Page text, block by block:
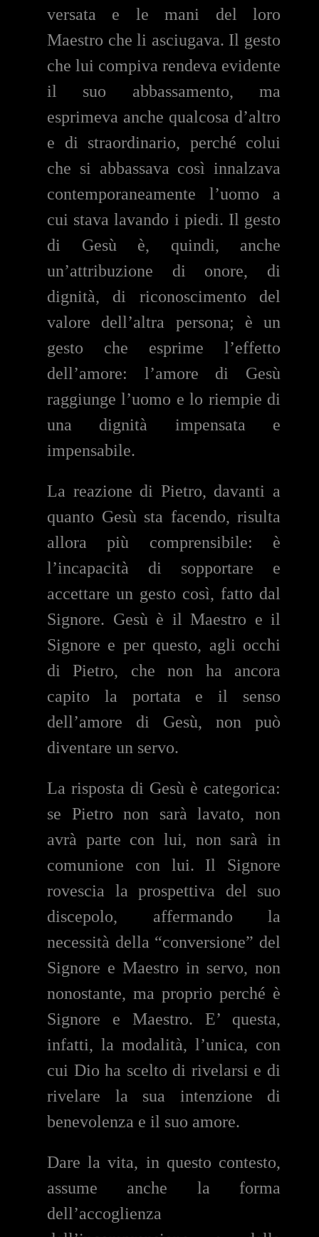
versata e le mani del loro
Maestro che li asciugava. Il gesto
che lui compiva rendeva evidente
il suo abbassamento, ma
esprimeva anche qualcosa d’altro
e di straordinario, perché colui
che si abbassava così innalzava
contemporaneamente l’uomo a
cui stava lavando i piedi. Il gesto
di Gesù è, quindi, anche
un’attribuzione di onore, di
dignità, di riconoscimento del
valore dell’altra persona; è un
gesto che esprime l’effetto
dell’amore: l’amore di Gesù
raggiunge l’uomo e lo riempie di
una dignità impensata e
impensabile.
La reazione di Pietro, davanti a
quanto Gesù sta facendo, risulta
allora più comprensibile: è
l’incapacità di sopportare e
accettare un gesto così, fatto dal
Signore. Gesù è il Maestro e il
Signore e per questo, agli occhi
di Pietro, che non ha ancora
capito la portata e il senso
dell’amore di Gesù, non può
diventare un servo.
La risposta di Gesù è categorica:
se Pietro non sarà lavato, non
avrà parte con lui, non sarà in
comunione con lui. Il Signore
rovescia la prospettiva del suo
discepolo, affermando la
necessità della “conversione” del
Signore e Maestro in servo, non
nonostante, ma proprio perché è
Signore e Maestro. E’ questa,
infatti, la modalità, l’unica, con
cui Dio ha scelto di rivelarsi e di
rivelare la sua intenzione di
benevolenza e il suo amore.
Dare la vita, in questo contesto,
assume anche la forma
dell’accoglienza